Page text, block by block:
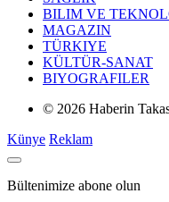
BILIM VE
MAGAZIN
TÜRKIYE
KÜLTÜR-SANAT
BIYOGRAFILER
© 2026 Haberin
Künye Reklam
Bültenimize abone olun